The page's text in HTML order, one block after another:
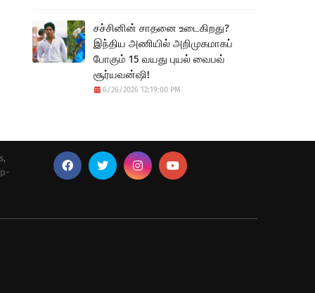
சச்சினின் சாதனை உடைகிறது?
இந்திய அணியில் அறிமுகமாகப்
போகும் 15 வயது புயல் வைபவ்
சூர்யவன்ஷி!
6/26/2026 12:19:00 PM